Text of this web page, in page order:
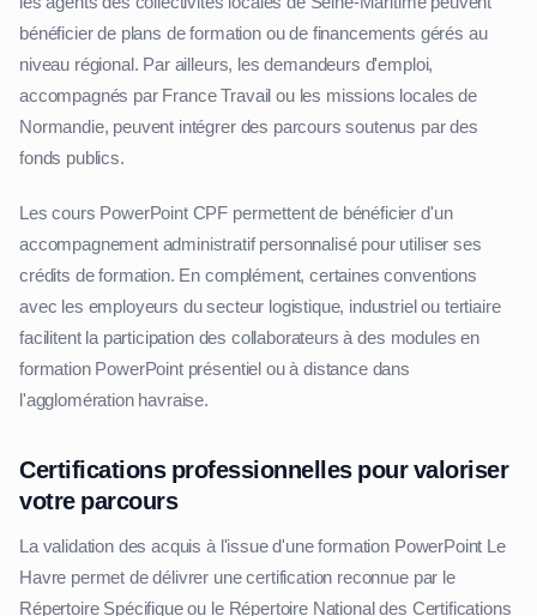
bénéficier de plans de formation ou de financements gérés au
niveau régional. Par ailleurs, les demandeurs d'emploi,
accompagnés par France Travail ou les missions locales de
Normandie, peuvent intégrer des parcours soutenus par des
fonds publics.
Les cours PowerPoint CPF permettent de bénéficier d'un
accompagnement administratif personnalisé pour utiliser ses
crédits de formation. En complément, certaines conventions
avec les employeurs du secteur logistique, industriel ou tertiaire
facilitent la participation des collaborateurs à des modules en
formation PowerPoint présentiel ou à distance dans
l'agglomération havraise.
Certifications professionnelles pour valoriser
votre parcours
La validation des acquis à l'issue d'une formation PowerPoint Le
Havre permet de délivrer une certification reconnue par le
Répertoire Spécifique ou le Répertoire National des Certifications